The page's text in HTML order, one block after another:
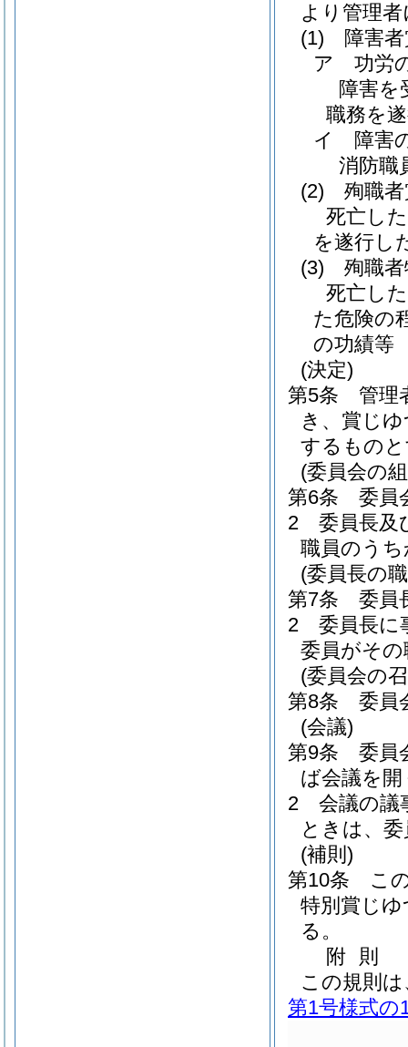
より管理
(1)
障害
ア
功労
障害を
職務を
イ
障害
消防職
(2)
殉職
死亡し
を遂行し
(3)
殉職
死亡し
た危険の
の功績等
(決定)
第5条
管理
き、賞じ
するもの
(委員会の
第6条
委員
2
委員長及
職員のう
(委員長の
第7条
委員
2
委員長に
委員がそ
(委員会の
第8条
委員
(会議)
第9条
委員
ば会議を
2
会議の議
ときは、
(補則)
第10条
こ
特別賞じ
る。
附 則
この規則
第1号様式の